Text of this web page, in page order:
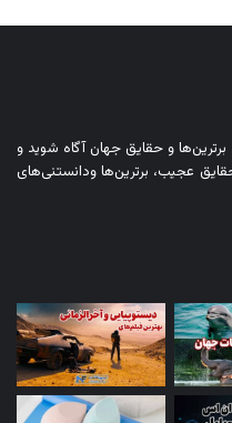
برترین‌ها و حقایق جهان آگاه شوید و
عجیب، برترین‌ها ودانستنی‌های